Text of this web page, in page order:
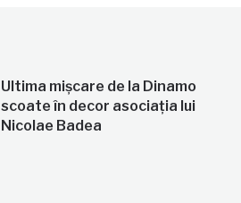
Ultima mișcare de la Dinamo
scoate în decor asociația lui
Nicolae Badea